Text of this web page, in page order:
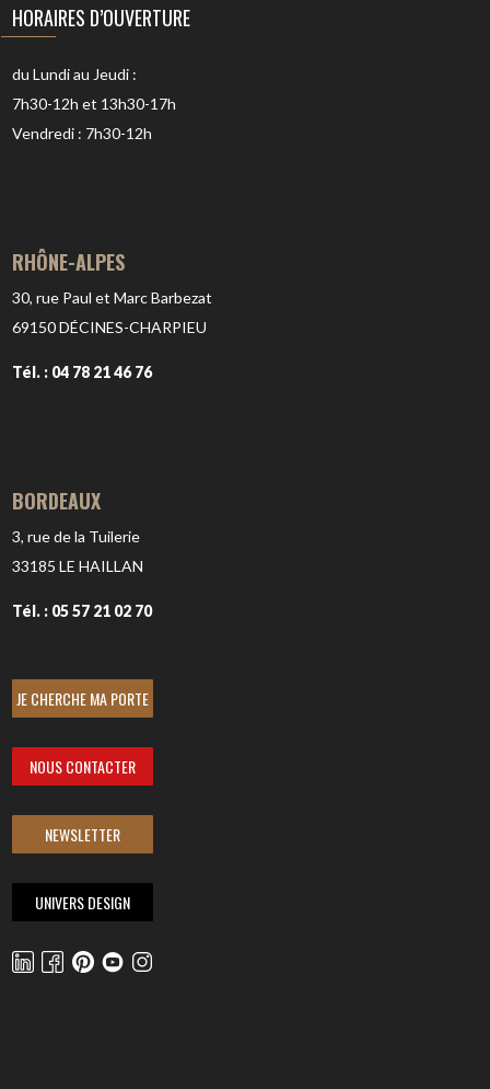
HORAIRES D’OUVERTURE
du Lundi au Jeudi :
7h30-12h et 13h30-17h
Vendredi : 7h30-12h
RHÔNE-ALPES
30, rue Paul et Marc Barbezat
69150DÉCINES-CHARPIEU
Tél. : 04 78 21 46 76
BORDEAUX
3, rue de la Tuilerie
33185LE HAILLAN
Tél. : 05 57 21 02 70
JE CHERCHE MA PORTE
NOUS CONTACTER
NEWSLETTER
UNIVERS DESIGN